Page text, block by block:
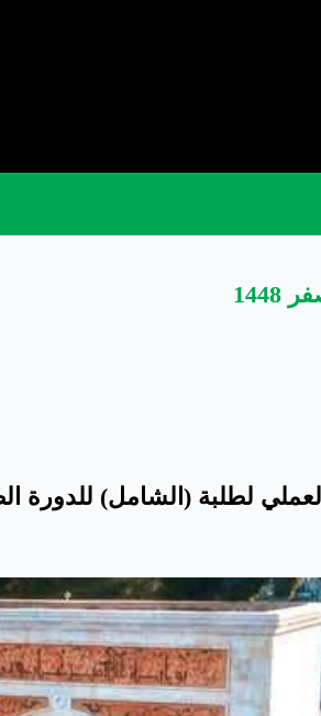
لطلبة (الشامل) للدورة